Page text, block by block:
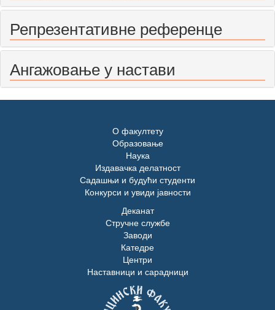
Репрезентативне референце
Ангажовање у настави
О факултету
Образовање
Наука
Издавачка делатност
Садашњи и будући студенти
Конкурси и увиди јавности
Деканат
Стручне службе
Заводи
Катедре
Центри
Наставници и сарадници